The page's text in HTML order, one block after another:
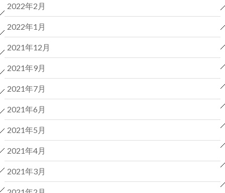
2022年2月
2022年1月
2021年12月
2021年9月
2021年7月
2021年6月
2021年5月
2021年4月
2021年3月